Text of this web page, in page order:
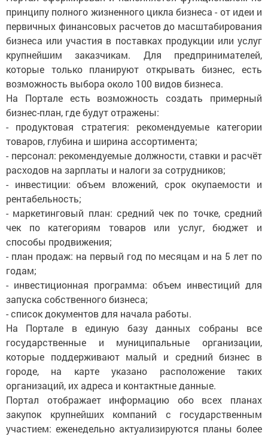
принципу полного жизненного цикла бизнеса - от идеи и
первичных финансовых расчетов до масштабирования
бизнеса или участия в поставках продукции или услуг
крупнейшим заказчикам. Для предпринимателей,
которые только планируют открывать бизнес, есть
возможность выбора около 100 видов бизнеса.
На Портале есть возможность создать примерный
бизнес-план, где будут отражены:
- продуктовая стратегия: рекомендуемые категории
товаров, глубина и ширина ассортимента;
- персонал: рекомендуемые должности, ставки и расчёт
расходов на зарплаты и налоги за сотрудников;
- инвестиции: объем вложений, срок окупаемости и
рентабельность;
- маркетинговый план: средний чек по точке, средний
чек по категориям товаров или услуг, бюджет и
способы продвижения;
- план продаж: на первый год по месяцам и на 5 лет по
годам;
- инвестиционная программа: объем инвестиций для
запуска собственного бизнеса;
- список документов для начала работы.
На Портале в единую базу данных собраны все
государственные и муниципальные организации,
которые поддерживают малый и средний бизнес в
городе, на карте указано расположение таких
организаций, их адреса и контактные данные.
Портал отображает информацию обо всех планах
закупок крупнейших компаний с государственным
участием: еженедельно актуализируются планы более